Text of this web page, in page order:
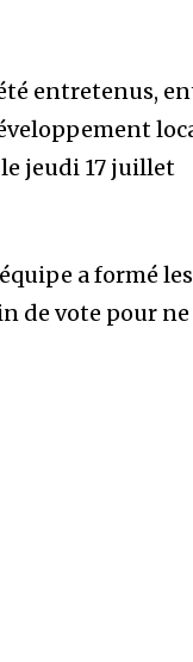
entretenus,
le jeudi 17 juillet
a formé les
de vote pour ne